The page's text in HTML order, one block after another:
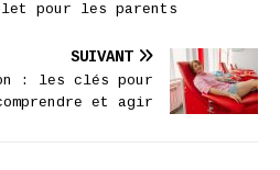
pour les parents
SUIVANT
: les clés pour
et agir